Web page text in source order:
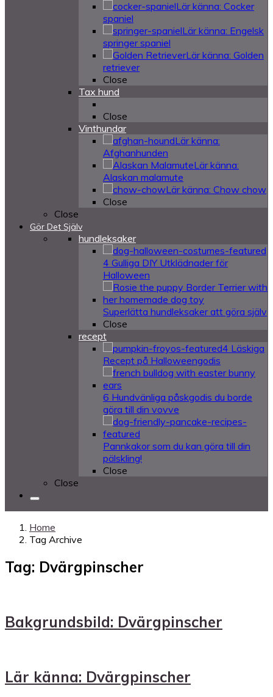
Lär känna: Cocker
spaniel
Lär känna: Engelsk
springer spaniel
Lär känna: Golden
retriever
Close
Tax hund
Close
Vinthundar
Lär känna:
Afghanhunden
Lär känna:
Alaskan malamute
Lär känna: Chow chow
Close
Close
Gör Det Själv
hundleksaker
4 Gulliga DIY Utklädnader för
Halloween
Superlätta hundleksaker att göra själv
Close
recept
4 Läskiga
Recept på Halloweengodis
6 Hundvänliga påskgodis du borde
göra till din vovve
Pannkakor som du kan göra till din
pälskling!
Close
Close
Home
Tag Archive
Tag: Dvärgpinscher
Bakgrundsbild: Dvärgpinscher
Lär känna: Dvärgpinscher